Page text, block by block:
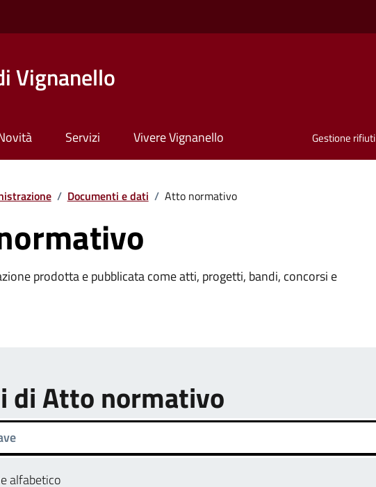
Vignanello
Servizi Vivere Vignanello Gestione rifiuti
/ Documenti e dati / Atto normativo
prodotta e pubblicata come atti, progetti, bandi, concorsi e
di Atto normativo
alfabetico